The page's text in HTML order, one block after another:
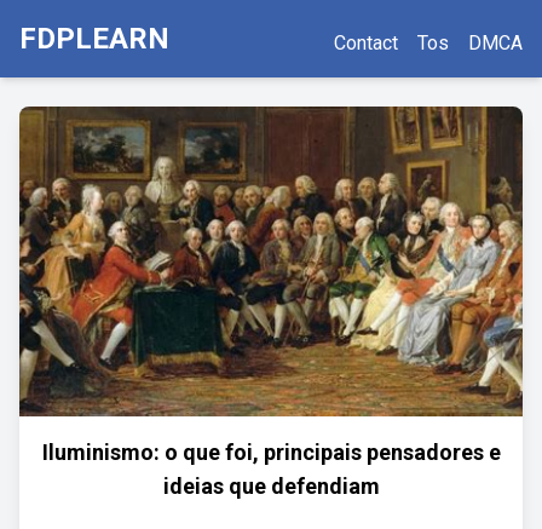
FDPLEARN Contact Tos DMCA
Iluminismo: o que foi, principais pensadores e
ideias que defendiam